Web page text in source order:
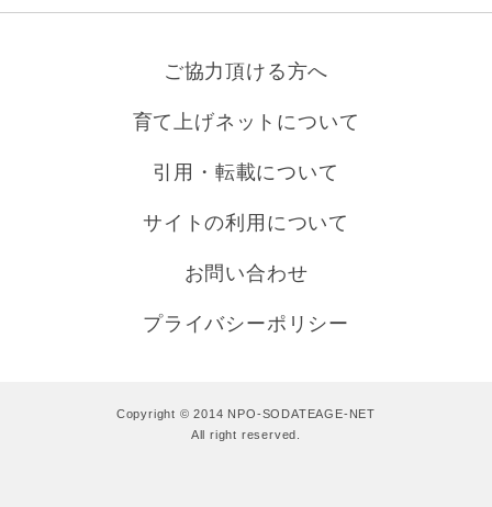
ご協力頂ける方へ
育て上げネットについて
引用・転載について
サイトの利用について
お問い合わせ
プライバシーポリシー
Copyright © 2014 NPO-SODATEAGE-NET
All right reserved.